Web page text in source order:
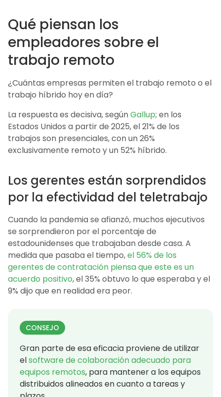
Qué piensan los
empleadores sobre el
trabajo remoto
¿Cuántas empresas permiten el trabajo remoto o el
trabajo híbrido hoy en día?
La respuesta es decisiva, segúnGallup; en los
Estados Unidos a partir de 2025, el 21% de los
trabajos son presenciales, con un 26%
exclusivamente remoto y un 52% híbrido.
Los gerentes están sorprendidos
por la efectividad del teletrabajo
Cuando la pandemia se afianzó, muchos ejecutivos
se sorprendieron por el porcentaje de
estadounidenses que trabajaban desde casa. A
medida que pasaba el tiempo,el 56% de los
gerentes de contratación piensa que este es un
acuerdo positivo, el 35% obtuvo lo que esperaba y el
9% dijo que en realidad era peor.
CONSEJO
Gran parte de esa eficacia proviene de utilizar
elsoftware de colaboración adecuado para
equipos remotos, para mantener a los equipos
distribuidos alineados en cuanto a tareas y